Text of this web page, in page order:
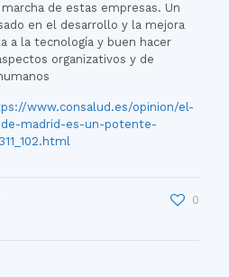
de estas empresas. Un
en el desarrollo y la mejora
a la tecnología y buen hacer
organizativos y de
www.consalud.es/opinion/el-
madrid-es-un-potente-
0